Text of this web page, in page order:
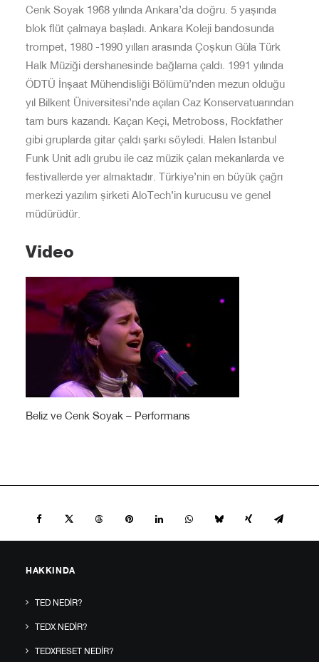
Cenk Soyak 1968 yılında Ankara’da doğru. 5 yaşında
blok flüt çalmaya başladı. Ankara Koleji bandosunda
trompet, 1980 -1990 yılları arasında Çoşkun Güla Türk
Halk Müziği dershanesinde bağlama çaldı. 1991 yılında
ÖDTÜ İnşaat Mühendisliği Bölümü’nden mezun olduğu
yıl Bilkent Üniversitesi’nde açılan Caz Konservatuarından
tam burs kazandı. Kaçan Keçi, Metroboss, Rockfather
gibi gruplarda gitar çaldı şarkı söyledi. Halen Istanbul
Funk Unit adlı grubu ile caz müzik çalan mekanlarda ve
festivallerde yer almaktadır. Türkiye’nin en büyük çağrı
merkezi yazılım şirketi AloTech’in kurucusu ve genel
müdürüdür.
Video
Beliz ve Cenk Soyak – Performans
HAKKINDA
TED NEDIR?
TEDX NEDIR?
TEDXRESET NEDIR?